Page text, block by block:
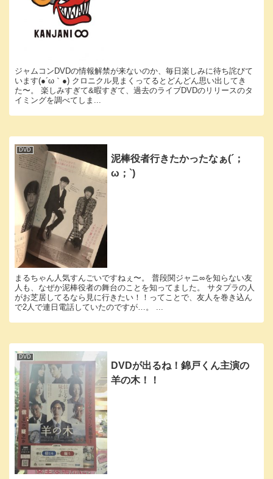
ジャムコンDVDの情報解禁が来ないのか、毎日楽しみに待ち詫びて
います(●´ω｀●) クロニクル見まくってるとどんどん思い出してき
た〜。 楽しみすぎて&暇すぎて、過去のライブDVDのリリースのタ
イミングを調べてしま...
DVD
泥棒役者行きたかったなぁ(´；
ω；`)
まるちゃん人気すんごいですねぇ〜。 普段関ジャニ∞を知らない友
人も、なぜか泥棒役者の舞台のことを知ってました。 サタプラの人
がお芝居してるなら見に行きたい！！ってことで、友人を巻き込ん
で2人で連日電話していたのですが…。 ...
DVD
DVDが出るね！錦戸くん主演の
羊の木！！